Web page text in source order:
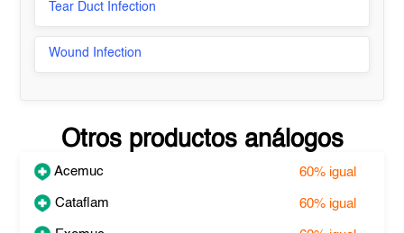
Tear Duct Infection
Wound Infection
Otros productos análogos
Acemuc 60% igual
Cataflam 60% igual